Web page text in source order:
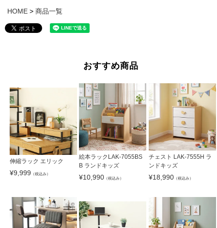
HOME 商品一覧
おすすめ商品
伸縮ラック エリック
¥9,999 （税込み）
絵本ラックLAK-7055BS
B ランドキッズ
¥10,990 （税込み）
チェスト LAK-7555H ラ
ンドキッズ
¥18,990（税込み）